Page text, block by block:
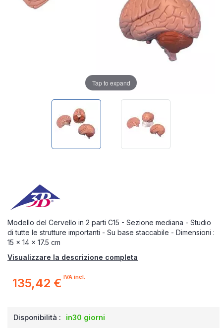
Modello del Cervello in 2 parti C15 - Sezione mediana - Studio
di tutte le strutture importanti - Su base staccabile - Dimensioni :
15 x 14 x 17.5 cm
Visualizzare la descrizione completa
135,42 € IVA incl.
Disponibilità : in30 giorni
Tap to expand